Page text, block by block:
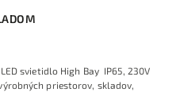
svietidlo High Bay IP65, 230V
priestorov, skladov,